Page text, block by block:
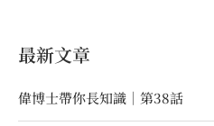
最新文章
偉博士帶你長知識｜第38話